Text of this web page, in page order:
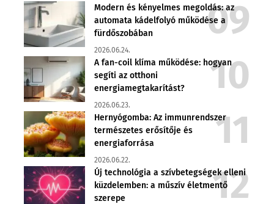
Modern és kényelmes megoldás: az
automata kádelfolyó működése a
fürdőszobában
2026.06.24.
A fan-coil klíma működése: hogyan
segíti az otthoni
energiamegtakarítást?
2026.06.23.
Hernyógomba: Az immunrendszer
természetes erősítője és
energiaforrása
2026.06.22.
Új technológia a szívbetegségek elleni
küzdelemben: a műszív életmentő
szerepe